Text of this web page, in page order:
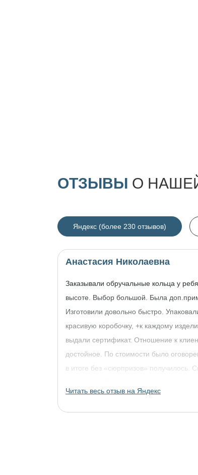
ОТЗЫВЫ О
Яндекс (более 230 отзывов)
Анастасия Николаевна
Заказывали обручальные кольца у
высоте. Выбор большой. Была
Изготовили довольно быстро.
красивую коробочку, +к каждому
выдали сертификат. Отношение к
достойное. По стоимости было
в итоге без «сюрпризов» получилось.
украшениями!
Читать весь отзыв на Яндекс